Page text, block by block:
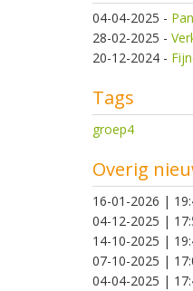
04-04-2025 -
28-02-2025 -
20-12-2024 -
Tags
groep4
Overig
16-01-2026 |
04-12-2025 |
14-10-2025 |
07-10-2025 |
04-04-2025 |